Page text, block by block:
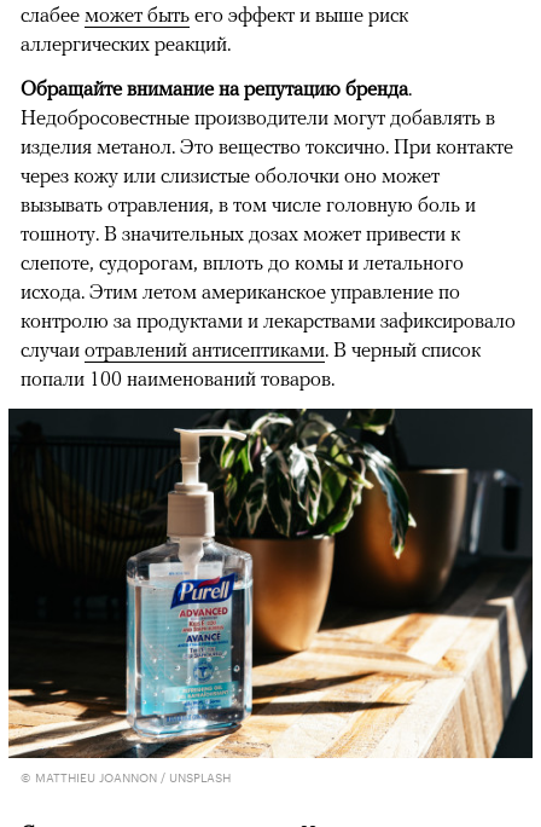
слабее может быть его эффект и выше риск
аллергических реакций.
Обращайте внимание на репутацию бренда.
Недобросовестные производители могут добавлять в
изделия метанол. Это вещество токсично. При контакте
через кожу или слизистые оболочки оно может
вызывать отравления, в том числе головную боль и
тошноту. В значительных дозах может привести к
слепоте, судорогам, вплоть до комы и летального
исхода. Этим летом американское управление по
контролю за продуктами и лекарствами зафиксировало
случаи отравлений антисептиками. В черный список
попали 100 наименований товаров.
© MATTHIEU JOANNON / UNSPLASH